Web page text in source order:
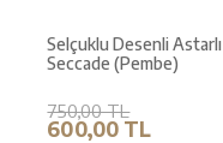
Selçuklu Desenli Astarlı
Seccade (Pembe)
750,00 TL
600,00 TL